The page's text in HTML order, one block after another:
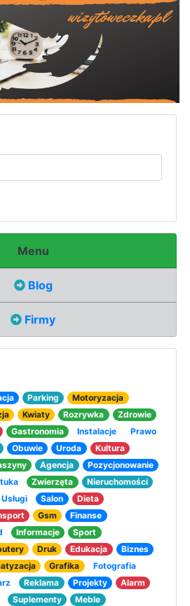
Menu
Blog
Firmy
Parking
Motoryzacja
Kwiaty Rozrywka
Zdrowie
Gastronomia Instalacje
Prawo
Obuwie Uroda
Kultura
Agencja
Pozycjonowanie
Zwierzęta
Nieruchomości
Usługi Salon
Dieta
Gsm
Finanse
Informacje
Sport
Druk Edukacja
Biznes
Grafika
Fotografia
Reklama Projekty
Alarm
Suplementy Meble